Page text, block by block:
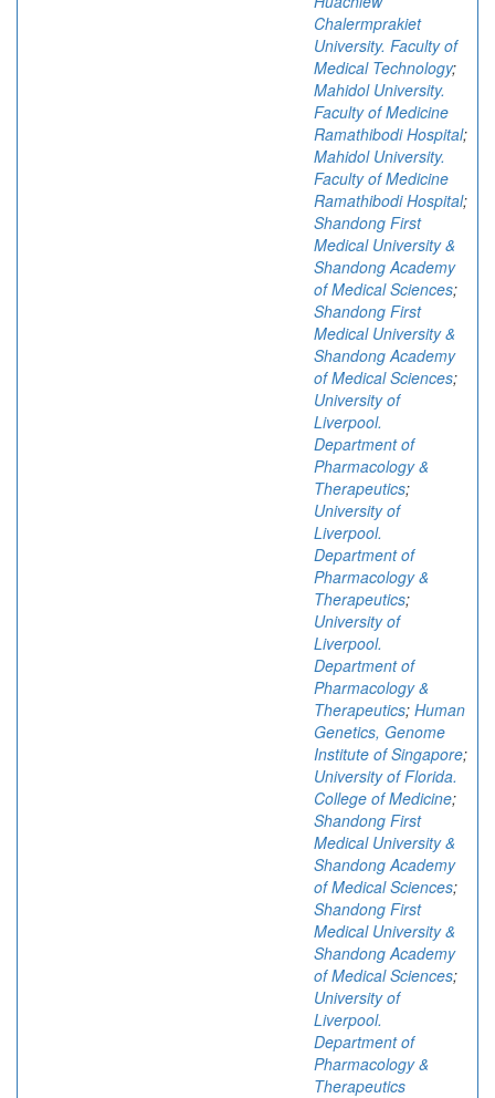
Chalermprakiet
University. Faculty of
Medical Technology;
Mahidol University.
Faculty of Medicine
Ramathibodi Hospital;
Mahidol University.
Faculty of Medicine
Ramathibodi Hospital;
Shandong First
Medical University &
Shandong Academy
of Medical Sciences;
Shandong First
Medical University &
Shandong Academy
of Medical Sciences;
University of
Liverpool.
Department of
Pharmacology &
Therapeutics;
University of
Liverpool.
Department of
Pharmacology &
Therapeutics;
University of
Liverpool.
Department of
Pharmacology &
Therapeutics; Human
Genetics, Genome
Institute of Singapore;
University of Florida.
College of Medicine;
Shandong First
Medical University &
Shandong Academy
of Medical Sciences;
Shandong First
Medical University &
Shandong Academy
of Medical Sciences;
University of
Liverpool.
Department of
Pharmacology &
Therapeutics